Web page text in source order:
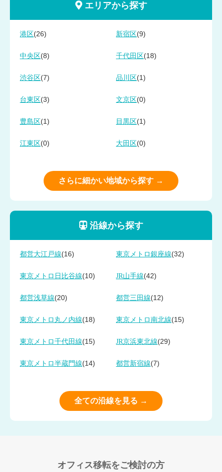
エリアから探す
港区 (26) 新宿区 (9)
中央区 (8) 千代田区 (18)
渋谷区 (7) 品川区 (1)
台東区 (3) 文京区 (0)
豊島区 (1) 目黒区 (1)
江東区 (0) 大田区 (0)
さらに細かい地域から探す →
沿線から探す
都営大江戸線(16) 東京メトロ銀座線(32)
東京メトロ日比谷線(10) JR山手線(42)
都営浅草線(20) 都営三田線(12)
東京メトロ丸ノ内線(18) 東京メトロ南北線(15)
東京メトロ千代田線(15) JR京浜東北線(29)
東京メトロ半蔵門線(14) 都営新宿線(7)
全ての沿線を見る →
オフィス移転をご検討の方